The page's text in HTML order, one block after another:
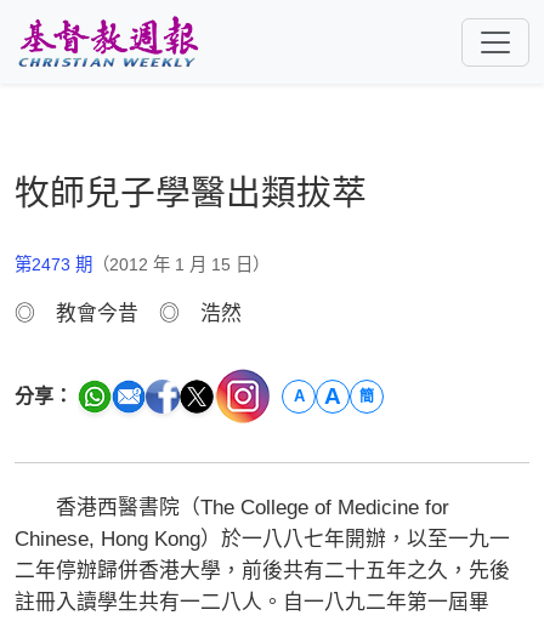
牧師兒子學醫出類拔萃
第2473 期 （2012 年 1 月 15 日）
◎ 教會今昔 ◎ 浩然
分享： A A 簡
香港西醫書院（The College of Medicine for
Chinese, Hong Kong）於一八八七年開辦，以至一九一
二年停辦歸併香港大學，前後共有二十五年之久，先後
註冊入讀學生共有一二八人。自一八九二年第一屆畢